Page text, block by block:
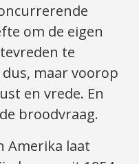
om de eigen
te
maar voorop
en vrede. En
broodvraag.
Amerika laat